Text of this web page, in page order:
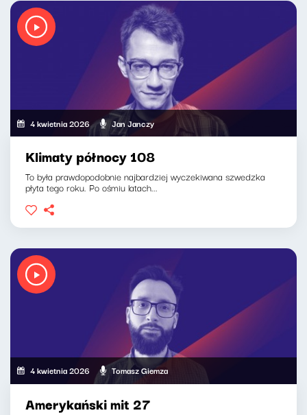
4 kwietnia 2026 Jan Janczy
Klimaty północy 108
To była prawdopodobnie najbardziej wyczekiwana szwedzka
płyta tego roku. Po ośmiu latach...
4 kwietnia 2026 Tomasz Giemza
Amerykański mit 27